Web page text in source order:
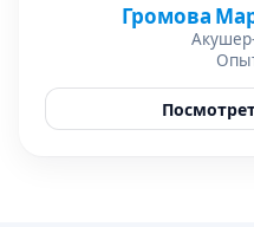
Громова